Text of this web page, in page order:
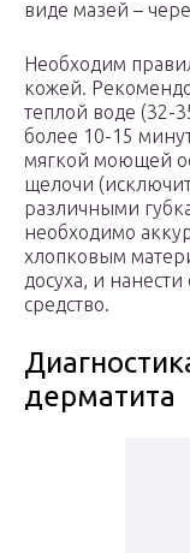
виде мазей –
Необходим
кожей.
теплой воде (32-
более 10-15
мягкой моющей
щелочи
различными
необходимо
хлопковым
досуха, и
средство.
дерматита